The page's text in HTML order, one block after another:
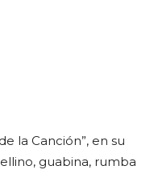
la Canción”, en su
guabina, rumba